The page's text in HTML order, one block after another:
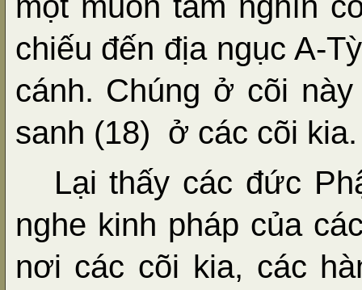
chiếu đến địa ngục A-
cánh. Chúng ở cõi
sanh (18) ở các cõi kia.
Lại thấy các đức
nghe kinh pháp của
nơi các cõi kia, các